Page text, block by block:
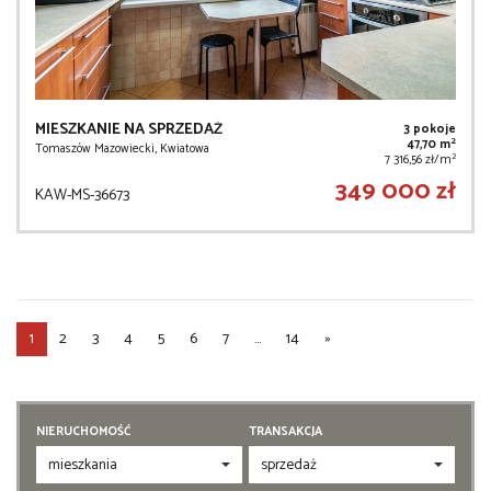
MIESZKANIE NA SPRZEDAŻ
Tomaszów Mazowiecki, Kwiatowa
3 pokoje
47,70 m2
7 316,56 zł/m2
KAW-MS-36673 349 000 zł
1 2 3 4 5 6 7 ... 14 »
NIERUCHOMOŚĆ TRANSAKCJA